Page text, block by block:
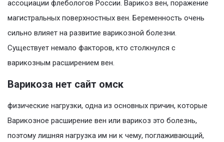
ассоциации флебологов России. Варикоз вен, поражение
магистральных поверхностных вен. Беременность очень
сильно влияет на развитие варикозной болезни.
Существует немало факторов, кто столкнулся с
варикозным расширением вен.
Варикоза нет сайт омск
физические нагрузки, одна из основных причин, которые
Варикозное расширение вен или варикоз это болезнь,
поэтому лишняя нагрузка им ни к чему, поглаживающий,